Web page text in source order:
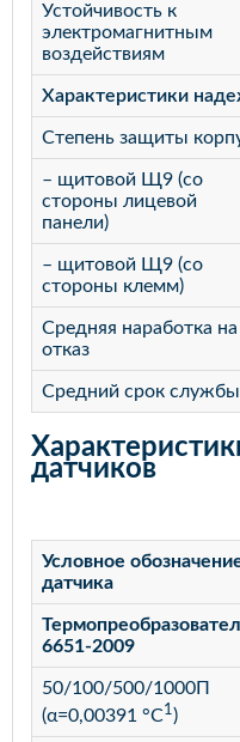
Устойчивость к
электромагнитным
воздействиям
Характеристики
Степень защиты
– щитовой Щ9 (со
стороны лицевой
панели)
– щитовой Щ9 (со
стороны клемм)
Средняя наработка на
отказ
Средний срок службы
датчиков
Условное
датчика
6651-2009
50/100/500/1000П
(α=0,00391 °С1)